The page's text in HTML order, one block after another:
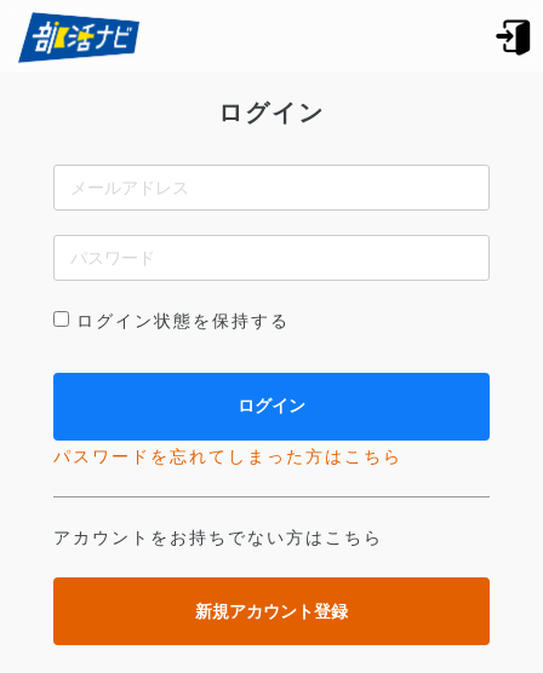
ログイン
ログイン状態を保持する
パスワードを忘れてしまった方はこちら
アカウントをお持ちでない方はこちら
新規アカウント登録